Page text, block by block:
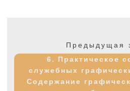
Предыдущая
6. Практическое
служебных
Содержание